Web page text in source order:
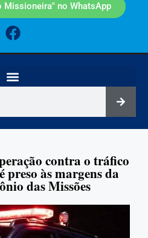
Missioneira" no WhatsApp
contra o tráfico
preso às margens da
das Missões